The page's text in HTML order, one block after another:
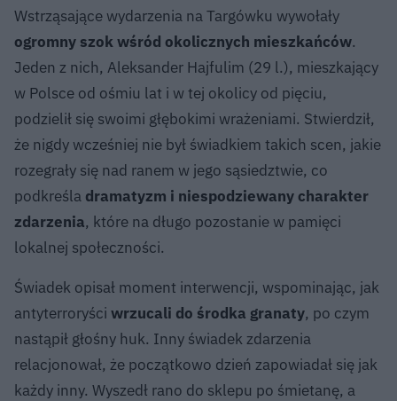
Wstrząsające wydarzenia na Targówku wywołały
ogromny szok wśród okolicznych mieszkańców.
Jeden z nich, Aleksander Hajfulim (29 l.), mieszkający
w Polsce od ośmiu lat i w tej okolicy od pięciu,
podzielił się swoimi głębokimi wrażeniami. Stwierdził,
że nigdy wcześniej nie był świadkiem takich scen, jakie
rozegrały się nad ranem w jego sąsiedztwie, co
podkreśla dramatyzm i niespodziewany charakter
zdarzenia, które na długo pozostanie w pamięci
lokalnej społeczności.
Świadek opisał moment interwencji, wspominając, jak
antyterroryści wrzucali do środka granaty, po czym
nastąpił głośny huk. Inny świadek zdarzenia
relacjonował, że początkowo dzień zapowiadał się jak
każdy inny. Wyszedł rano do sklepu po śmietanę, a